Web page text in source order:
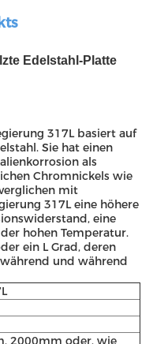
Edelstahl-Platte
317L basiert auf
Sie hat einen
als
Chromnickels wie
mit
317L eine höhere
eine
hohen Temperatur.
ein L Grad, deren
und während
2000mm oder, wie